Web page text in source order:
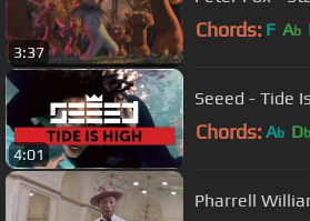
3:37
Chords: F Ab
4:01
Seeed - Tide
Chords: Ab Db
Pharrell